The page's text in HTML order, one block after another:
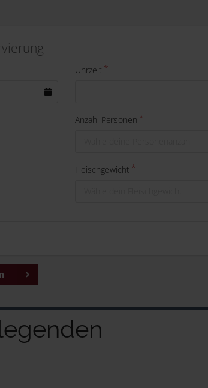
Uhrzeit
Anzahl Personen
Fleischgewicht